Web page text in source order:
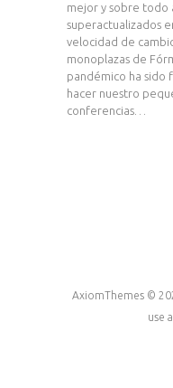
mejor y sobre todo
superactualizados
velocidad de
monoplazas de
pandémico ha sido
hacer nuestro
conferencias…
AxiomThemes ©
use